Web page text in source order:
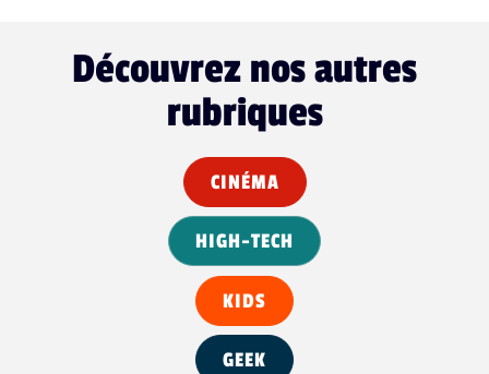
Découvrez nos autres
rubriques
CINÉMA
HIGH-TECH
KIDS
GEEK